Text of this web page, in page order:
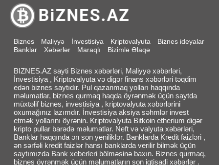
Biznes Maliyyə İnvestisiya Kriptovalyuta
Biznes ideyalar
Banklar
Xəbərlər Maraqlı Bizimlə Əlaqə
BIZNES.AZ sayti Biznes xəbərləri, Maliyyə xəbərləri,
İnvestisiya , Kriptovalyuta və digər finans xəbərləri təqdim
edən biznes saytıdır. Pul qazanmaq yolları haqqında
məlumatlar, biznes qurmaq haqda öyrənmək üçün saytda
müxtəlif biznes, investisiya , kriptovalyuta xəbərlərini
oxumağınız lazımdır. İnvestisiya aksiya səhmlər invest
etmək yollarını öyrənin. Kriptovalyuta Bitkoin etherium digər
kripto pullar barədə məlumatlar. Neft və valyuta xəbərləri,
Banklar haqqında ən son yeniliklər. Banklarda Kredit faizləri ,
ən sərfəli kredit faizlər hansı banklarda verilir bilmək üçün
saytımızda Bank xeberleri bölməsinə baxın. Biznes qurmaq,
biznes öyrənmək üçün məlumatların son iqtisadi xəbərlər .